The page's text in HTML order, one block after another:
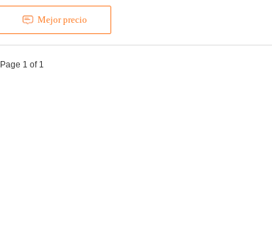
Mejor precio
Page 1 of 1